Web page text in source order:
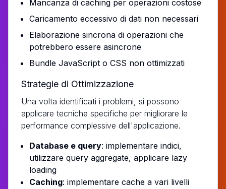
Mancanza di caching per operazioni costose
Caricamento eccessivo di dati non necessari
Elaborazione sincrona di operazioni che
potrebbero essere asincrone
Bundle JavaScript o CSS non ottimizzati
Strategie di Ottimizzazione
Una volta identificati i problemi, si possono
applicare tecniche specifiche per migliorare le
performance complessive dell'applicazione.
Database e query: implementare indici,
utilizzare query aggregate, applicare lazy
loading
Caching: implementare cache a vari livelli